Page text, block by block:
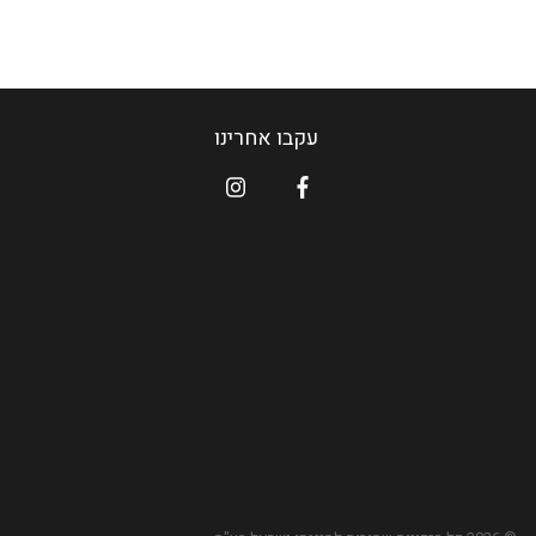
עקבו אחרינו